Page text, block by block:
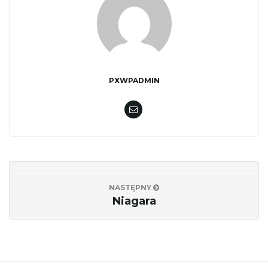
PXWPADMIN
NASTĘPNY
Niagara